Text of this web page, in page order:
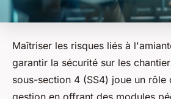
Maîtriser les risques liés à
garantir la sécurité sur les
sous-section 4 (SS4) joue un rôle